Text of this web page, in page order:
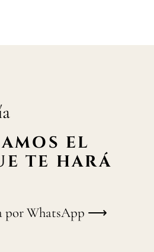
EL
TE HARÁ
por WhatsApp ⟶